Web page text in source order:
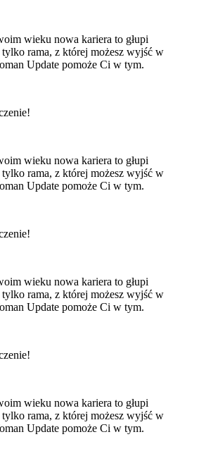
wieku nowa kariera to głupi
tylko rama, z której możesz wyjść w
Update pomoże Ci w tym.
wieku nowa kariera to głupi
tylko rama, z której możesz wyjść w
Update pomoże Ci w tym.
wieku nowa kariera to głupi
tylko rama, z której możesz wyjść w
Update pomoże Ci w tym.
wieku nowa kariera to głupi
tylko rama, z której możesz wyjść w
Update pomoże Ci w tym.